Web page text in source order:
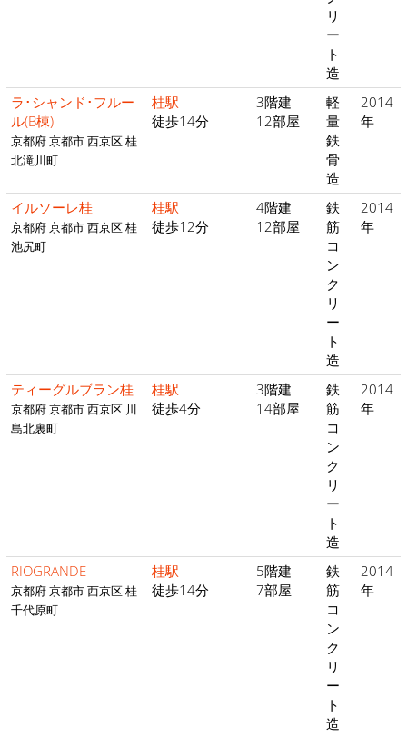
リ
ー
ト
造
ラ･シャンド･フルー
ル(B棟)
京都府 京都市 西京区 桂
北滝川町
桂駅
徒歩14分
3階建
12部屋
軽
量
鉄
骨
造
2014
年
イルソーレ桂
京都府 京都市 西京区 桂
池尻町
桂駅
徒歩12分
4階建
12部屋
鉄
筋
コ
ン
ク
リ
ー
ト
造
2014
年
ティーグルブラン桂
京都府 京都市 西京区 川
島北裏町
桂駅
徒歩4分
3階建
14部屋
鉄
筋
コ
ン
ク
リ
ー
ト
造
2014
年
RIOGRANDE
京都府 京都市 西京区 桂
千代原町
桂駅
徒歩14分
5階建
7部屋
鉄
筋
コ
ン
ク
リ
ー
ト
造
2014
年